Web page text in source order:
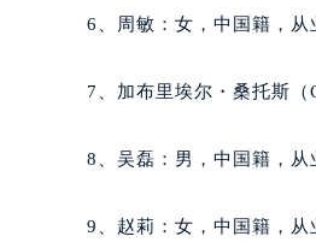
黑龙江省
吉林省白
吉林省辽
吉林省四
6、周敏：女，中国籍，
7、加布里埃尔・桑托斯
8、吴磊：男，中国籍，
9、赵莉：女，中国籍，